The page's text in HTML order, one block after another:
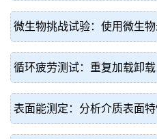
微生物挑战试验：使用微生
循环疲劳测试：重复加载卸
表面能测定：分析介质表面